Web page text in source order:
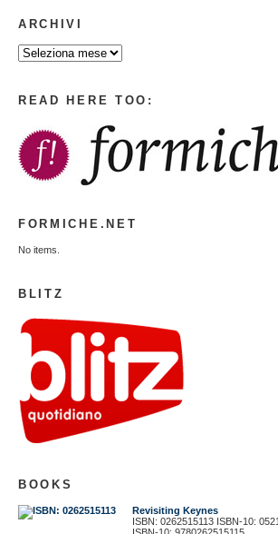
ARCHIVI
READ HERE TOO:
FORMICHE.NET
No items.
BLITZ
BOOKS
Revisiting Keynes
ISBN: 0262515113 ISBN-10: